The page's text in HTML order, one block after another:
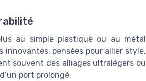
au simple plastique ou au métal
pensées pour allier style,
souvent des alliages ultralégers ou
port prolongé.